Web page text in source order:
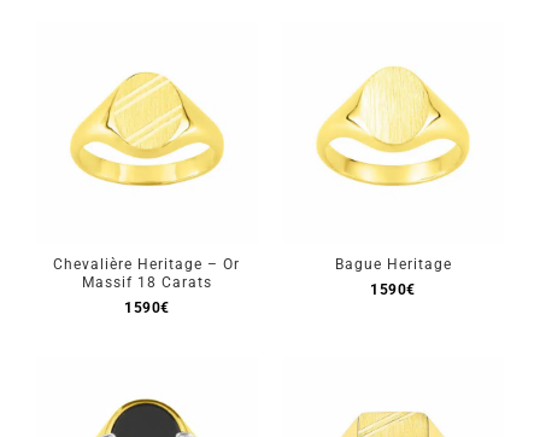
SECONDE MAIN
MARQUES
💎 SERVICE CLIENT
🇫🇷 | €
Chevalière Heritage – Or
Massif 18 Carats
1590€
Bague Heritage
1590€